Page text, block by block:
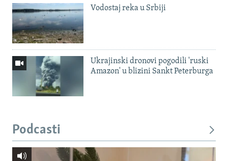
Vodostaj reka u Srbiji
Ukrajinski dronovi pogodili 'ruski
Amazon' u blizini Sankt Peterburga
Podcasti